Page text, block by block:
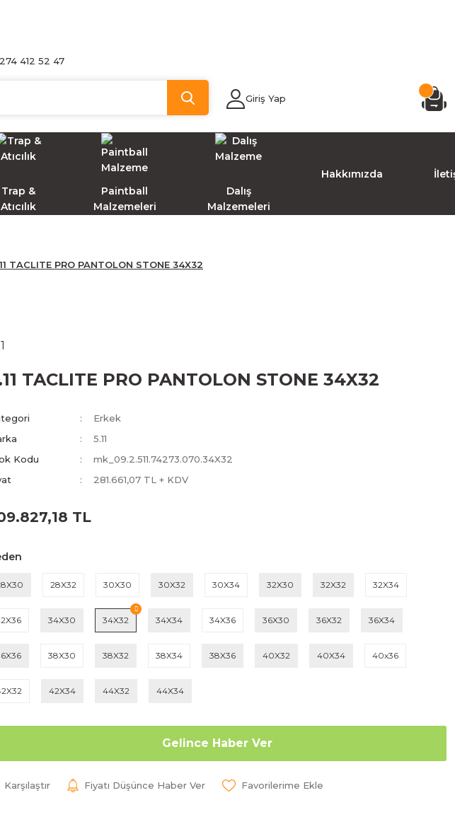
412 52 47
Giriş Yap
Trap &
Atıcılık
Paintball
Malzemeleri
Dalış
Malzemeleri
Hakkımızda
TACLITE PRO PANTOLON STONE 34X32
TACLITE PRO PANTOLON STONE 34X32
Erkek
5.11
Kodu
mk_09.2.511.74273.070.34X32
281.661,07 TL + KDV
TL
28X32 30X30 30X32 30X34 32X30 32X32 32X34
34X30 34X32 34X34 34X36 36X30 36X32 36X34
38X30 38X32 38X34 38X36 40X32 40X34 40x36
42X34 44X32 44X34
Gelince Haber Ver
Karşılaştır Fiyatı Düşünce Haber Ver